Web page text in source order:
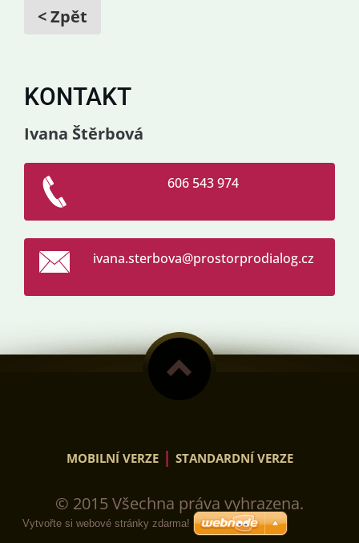
< Zpět
KONTAKT
Ivana Štěrbová
606 543 974
ivana.sterbova@prostorprodialog.cz
MOBILNÍ VERZE | STANDARDNÍ VERZE
© 2015 Všechna práva vyhrazena.
Vytvořte si webové stránky zdarma!